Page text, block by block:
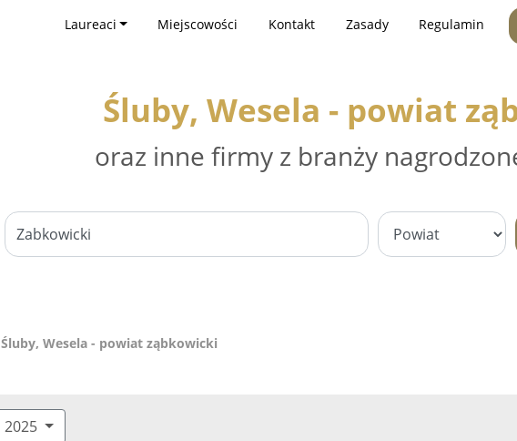
Laureaci Miejscowości Kontakt Zasady Regulamin
Śluby, Wesela - powiat
oraz inne firmy z branży
Śluby, Wesela - powiat ząbkowicki
2025